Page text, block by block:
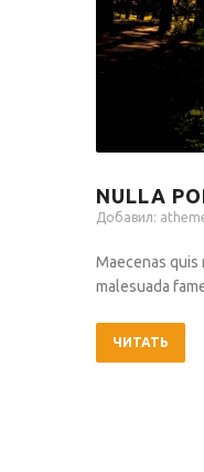
NULLA
Добавил:
Maecenas quis
malesuada
ЧИТАТЬ